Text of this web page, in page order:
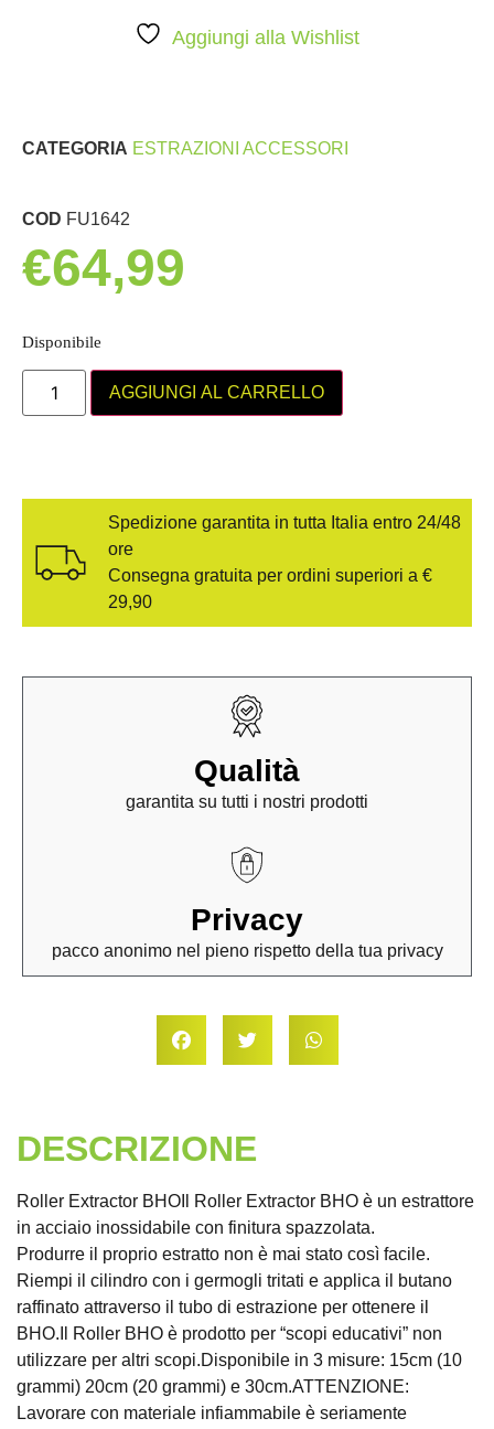
Aggiungi alla Wishlist
CATEGORIA ESTRAZIONI ACCESSORI
COD FU1642
€64,99
Disponibile
AGGIUNGI AL CARRELLO
Spedizione garantita in tutta Italia entro 24/48
ore
Consegna gratuita per ordini superiori a €
29,90
Qualità
garantita su tutti i nostri prodotti
Privacy
pacco anonimo nel pieno rispetto della tua privacy
DESCRIZIONE
Roller Extractor BHOIl Roller Extractor BHO è un estrattore
in acciaio inossidabile con finitura spazzolata.
Produrre il proprio estratto non è mai stato così facile.
Riempi il cilindro con i germogli tritati e applica il butano
raffinato attraverso il tubo di estrazione per ottenere il
BHO.Il Roller BHO è prodotto per “scopi educativi” non
utilizzare per altri scopi.Disponibile in 3 misure: 15cm (10
grammi) 20cm (20 grammi) e 30cm.ATTENZIONE:
Lavorare con materiale infiammabile è seriamente